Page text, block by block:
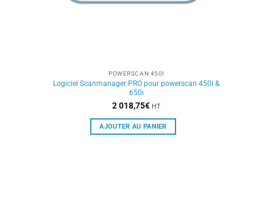
POWERSCAN 450I
Logiciel Scanmanager PRO pour powerscan 450i &
650i
2 018,75€ HT
AJOUTER AU PANIER